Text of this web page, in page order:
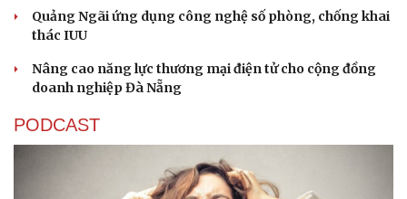
Quảng Ngãi ứng dụng công nghệ số phòng, chống khai
thác IUU
Nâng cao năng lực thương mại điện tử cho cộng đồng
doanh nghiệp Đà Nẵng
PODCAST